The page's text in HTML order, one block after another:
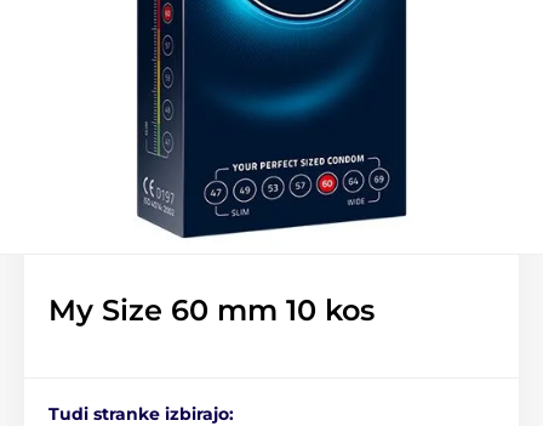
My Size 60 mm 10 kos
Tudi stranke izbirajo: